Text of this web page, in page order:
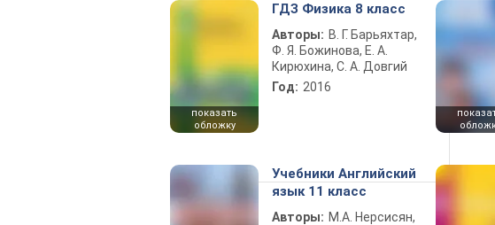
показать
обложку
ГДЗ Физика 8 класс
Авторы: В. Г. Барьяхтар,
Ф. Я. Божинова, Е. А.
Кирюхина, С. А. Довгий
Год: 2016
Учебники Английский
язык 11 класс
Авторы: М.А. Нерсисян,